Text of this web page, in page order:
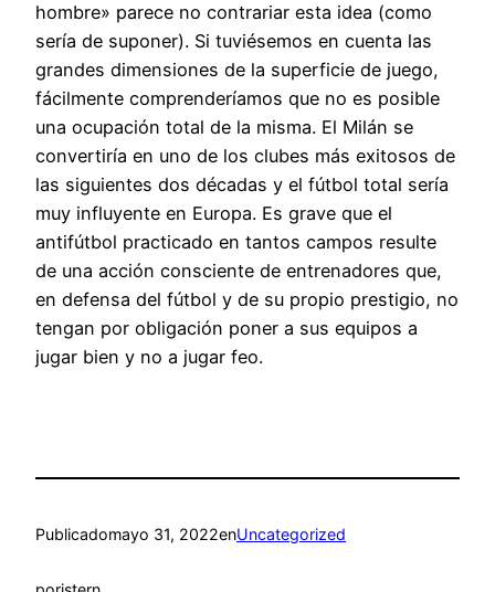
hombre» parece no contrariar esta idea (como
sería de suponer). Si tuviésemos en cuenta las
grandes dimensiones de la superficie de juego,
fácilmente comprenderíamos que no es posible
una ocupación total de la misma. El Milán se
convertiría en uno de los clubes más exitosos de
las siguientes dos décadas y el fútbol total sería
muy influyente en Europa. Es grave que el
antifútbol practicado en tantos campos resulte
de una acción consciente de entrenadores que,
en defensa del fútbol y de su propio prestigio, no
tengan por obligación poner a sus equipos a
jugar bien y no a jugar feo.
Publicadomayo 31, 2022enUncategorized